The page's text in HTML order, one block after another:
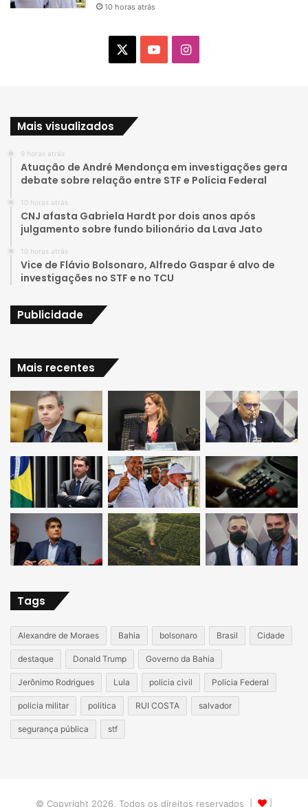
10 horas atrás
b
e
I
a
g
r
m
Mais visualizados
9 horas atrás
Atuação de André Mendonça em investigações gera
debate sobre relação entre STF e Polícia Federal
10 horas atrás
CNJ afasta Gabriela Hardt por dois anos após
julgamento sobre fundo bilionário da Lava Jato
10 horas atrás
Vice de Flávio Bolsonaro, Alfredo Gaspar é alvo de
investigações no STF e no TCU
Publicidade
Mais recentes
Tags
Alexandre de Moraes Bahia bolsonaro Brasil Cidade
destaque Donald Trump Governo da Bahia
Jerônimo Rodrigues Lula policia civil Policia Federal
policia militar politica RUI COSTA salvador
segurança pública stf
© Copyright 2026, Todos os direitos reservados |